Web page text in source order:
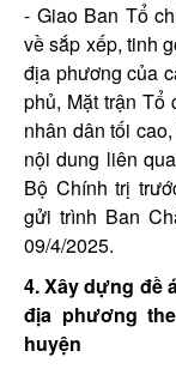
- Giao Ban Tổ
về sắp xếp, tinh
địa phương của
phủ, Mặt trận Tổ
nhân dân tối
nội dung liên
Bộ Chính trị
gửi trình Ban
09/4/2025.
4. Xây dựng đề
địa phương
huyện